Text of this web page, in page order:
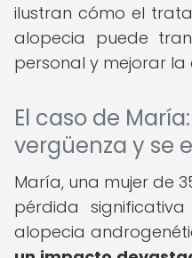
ilustran cómo el
alopecia puede
personal y mejorar
El caso de
vergüenza y se
María, una mujer de
pérdida
alopecia